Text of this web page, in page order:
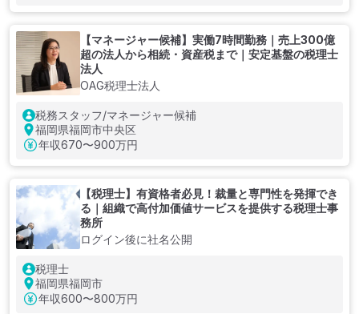
【マネージャー候補】実働7時間勤務｜売上300億
超の法人から相続・資産税まで｜安定基盤の税理士
法人
OAG税理士法人
税務スタッフ/マネージャー候補
福岡県福岡市中央区
年収670〜900万円
【税理士】有資格者必見！裁量と専門性を発揮でき
る｜組織で高付加価値サービスを提供する税理士事
務所
ログイン後に社名公開
税理士
福岡県福岡市
年収600〜800万円